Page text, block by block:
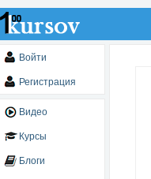
Войти
Регистрация
Видео
Курсы
Блоги